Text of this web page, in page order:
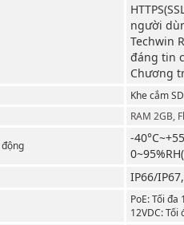
người
Techwin
đáng tin
Chương
Khe cắm
RAM 2GB,
-
IP66/
PoE: Tối
12VDC: